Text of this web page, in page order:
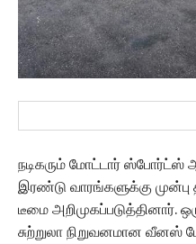
நடிகரும் மோட்டார் ஸ்போர்ட்ஸ்
இரண்டு வாரங்களுக்கு
டீமை அறிமுகப்படுத்தினார்.
சுற்றுலா நிறுவனமான வீனஸ்